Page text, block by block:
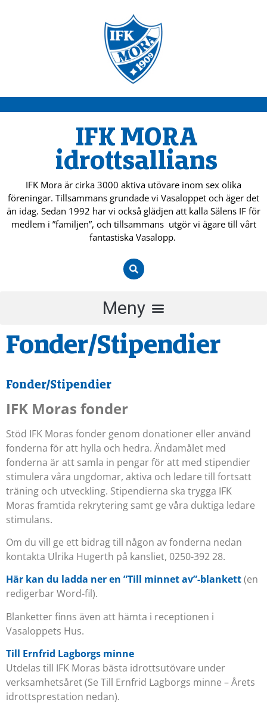
IFK MORA
idrottsallians
IFK Mora är cirka 3000 aktiva utövare inom sex olika
föreningar. Tillsammans grundade vi Vasaloppet och äger det
än idag. Sedan 1992 har vi också glädjen att kalla Sälens IF för
medlem i ”familjen”, och tillsammans utgör vi ägare till vårt
fantastiska Vasalopp.
Fonder/Stipendier
Fonder/Stipendier
IFK Moras fonder
Stöd IFK Moras fonder genom donationer eller använd
fonderna för att hylla och hedra. Ändamålet med
fonderna är att samla in pengar för att med stipendier
stimulera våra ungdomar, aktiva och ledare till fortsatt
träning och utveckling. Stipendierna ska trygga IFK
Moras framtida rekrytering samt ge våra duktiga ledare
stimulans.
Om du vill ge ett bidrag till någon av fonderna nedan
kontakta Ulrika Hugerth på kansliet, 0250-392 28.
Här kan du ladda ner en ”Till minnet av”-blankett(en
redigerbar Word-fil).
Blanketter finns även att hämta i receptionen i
Vasaloppets Hus.
Till Ernfrid Lagborgs minne
Utdelas till IFK Moras bästa idrottsutövare under
verksamhetsåret (Se Till Ernfrid Lagborgs minne – Årets
idrottsprestation nedan).